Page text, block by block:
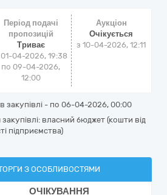
Період подачі
пропозицій
Триває
04-2026, 19:38
по 09-04-2026,
12:00
Аукціон
Очікується
з10-04-2026, 12:11
закупівлі - по 06-04-2026, 00:00
власний бюджет (кошти від
підприємства)
ТОРГИ З ОСОБЛИВОСТЯМИ
ОЧІКУВАННЯ